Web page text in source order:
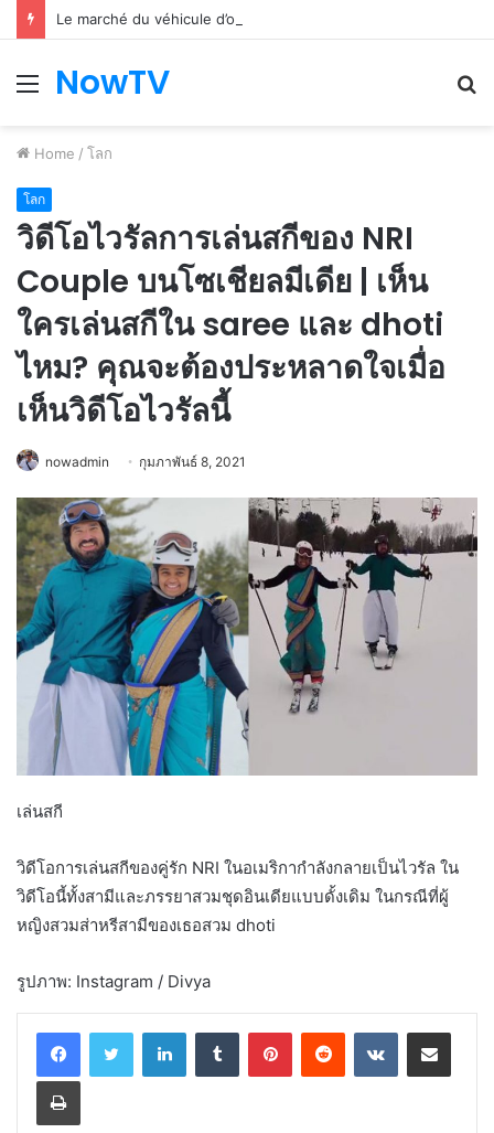
Le marché du véhicule d’occasion en plein essor
Menu
NowTV
Home / โลก
โลก
วิดีโอไวรัลการเล่นสกีของ NRI
Couple บนโซเชียลมีเดีย | เห็น
ใครเล่นสกีใน saree และ dhoti
ไหม? คุณจะต้องประหลาดใจเมื่อ
เห็นวิดีโอไวรัลนี้
nowadmin กุมภาพันธ์ 8, 2021
เล่นสกี
วิดีโอการเล่นสกีของคู่รัก NRI ในอเมริกากำลังกลายเป็นไวรัล ใน
วิดีโอนี้ทั้งสามีและภรรยาสวมชุดอินเดียแบบดั้งเดิม ในกรณีที่ผู้
หญิงสวมส่าหรีสามีของเธอสวม dhoti
รูปภาพ: Instagram / Divya
LinkedInTumblr PinterestReddit VKontakteShare via Email
Print